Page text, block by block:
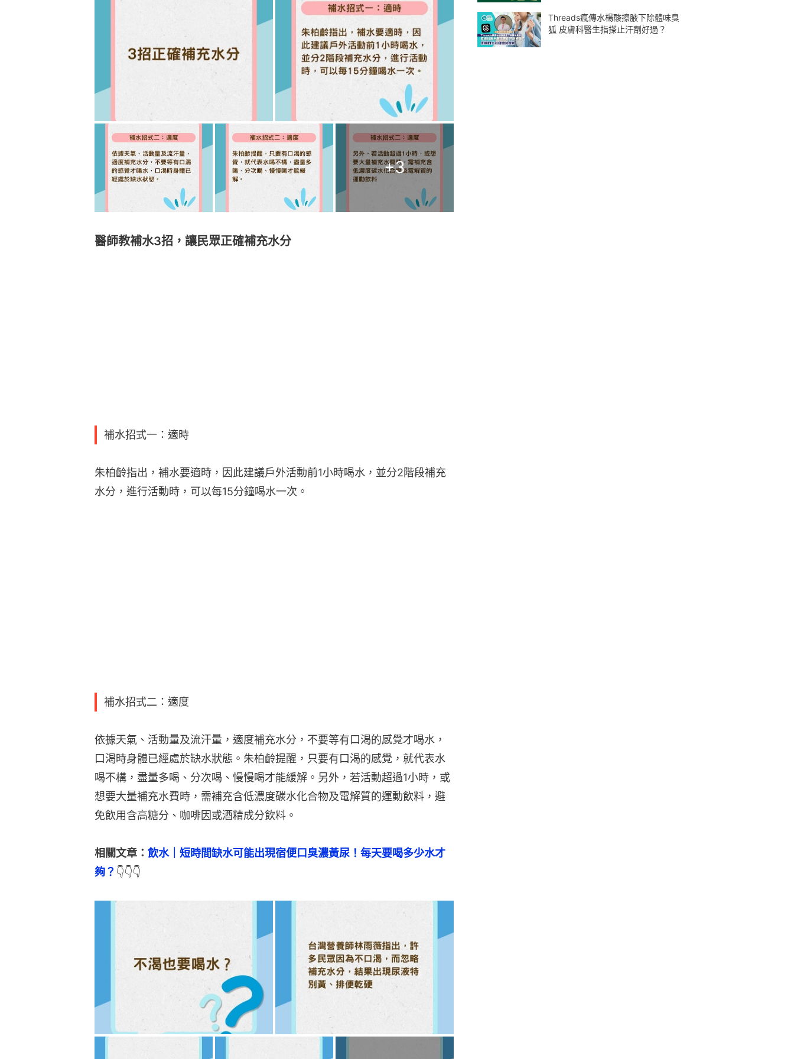
+3
醫師教補水3招，讓民眾正確補充水分
補水招式一：適時
朱柏齡指出，補水要適時，因此建議戶外活動前1小時喝水，並分2階段補充
水分，進行活動時，可以每15分鐘喝水一次。
補水招式二：適度
依據天氣、活動量及流汗量，適度補充水分，不要等有口渴的感覺才喝水，
口渴時身體已經處於缺水狀態。朱柏齡提醒，只要有口渴的感覺，就代表水
喝不構，盡量多喝、分次喝、慢慢喝才能緩解。另外，若活動超過1小時，或
想要大量補充水費時，需補充含低濃度碳水化合物及電解質的運動飲料，避
免飲用含高糖分、咖啡因或酒精成分飲料。
相關文章： 飲水｜短時間缺水可能出現宿便口臭濃黃尿！每天要喝多少水才
夠？ 👇👇👇
Threads瘋傳水楊酸擦腋下除體味臭
狐 皮膚科醫生指搽止汗劑好過？